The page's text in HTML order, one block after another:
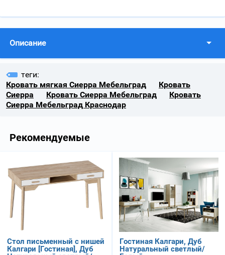
Описание
теги:
Кровать мягкая Сиерра Мебельград
Кровать
Сиерра
Кровать Сиерра Мебельград
Кровать
Сиерра Мебельград Краснодар
Рекомендуемые
Стол письменный с нишей
Калгари [Гостиная], Дуб
Гостиная Калгари, Дуб
Натуральный светлый/